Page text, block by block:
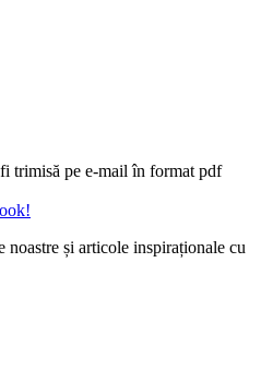
trimisă pe e-mail în format pdf
și articole inspiraționale cu